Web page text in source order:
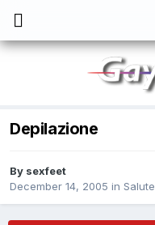
Depilazione
By sexfeet
December 14, 2005 in Salute